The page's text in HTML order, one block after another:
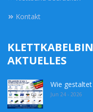
Kontakt
AKTUELLES
Wie
Jun 24 - 2026